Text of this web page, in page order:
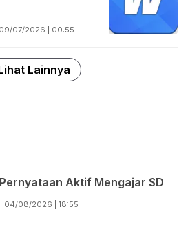
09/07/2026 | 00:55
Lainnya
Aktif Mengajar SD
04/08/2026 | 18:55